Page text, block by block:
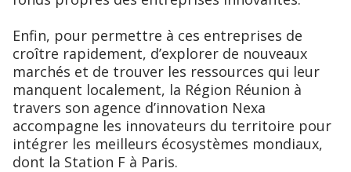
Enfin, pour permettre à ces entreprises de
croître rapidement, d’explorer de nouveaux
marchés et de trouver les ressources qui leur
manquent localement, la Région Réunion à
travers son agence d’innovation Nexa
accompagne les innovateurs du territoire pour
intégrer les meilleurs écosystèmes mondiaux,
dont la Station F à Paris.